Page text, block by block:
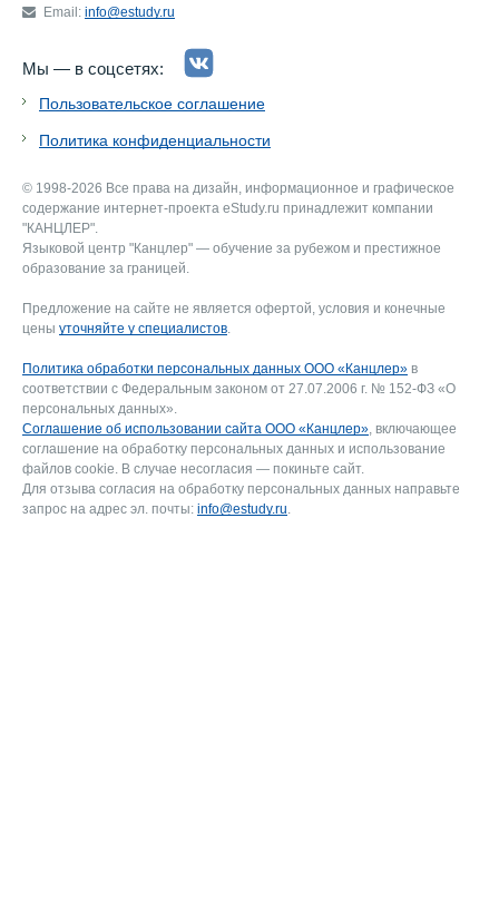
Email: info@estudy.ru
Мы — в соцсетях:
Пользовательское соглашение
Политика конфиденциальности
© 1998-2026 Все права на дизайн, информационное и графическое
содержание интернет-проекта eStudy.ru принадлежит компании
"КАНЦЛЕР".
Языковой центр "Канцлер" — обучение за рубежом и престижное
образование за границей.
Предложение на сайте не является офертой, условия и конечные
цены уточняйте у специалистов.
Политика обработки персональных данных ООО «Канцлер» в
соответствии с Федеральным законом от 27.07.2006 г. № 152-ФЗ «О
персональных данных».
Соглашение об использовании сайта ООО «Канцлер», включающее
соглашение на обработку персональных данных и использование
файлов cookie. В случае несогласия — покиньте сайт.
Для отзыва согласия на обработку персональных данных направьте
запрос на адрес эл. почты: info@estudy.ru.